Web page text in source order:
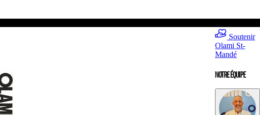
Soutenir
Olami St-
Mandé
NOTRE ÉQUIPE